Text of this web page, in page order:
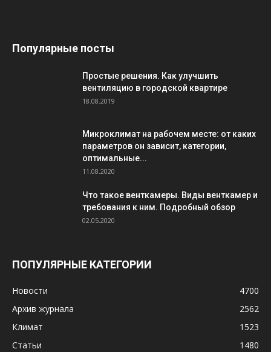
Популярные посты
Простые решения. Как улучшить
вентиляцию в городской квартире
18.08.2019
Микроклимат на рабочем месте: от каких
параметров он зависит, категории,
оптимальные...
11.08.2020
Что такое венткамеры. Виды венткамер и
требования к ним. Подробный обзор
02.05.2020
ПОПУЛЯРНЫЕ КАТЕГОРИИ
Новости
4700
Архив журнала
2562
Климат
1523
Статьи
1480